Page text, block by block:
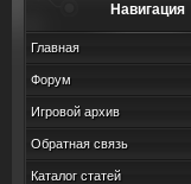
Навигация
Главная
Форум
Игровой архив
Обратная связь
Каталог статей